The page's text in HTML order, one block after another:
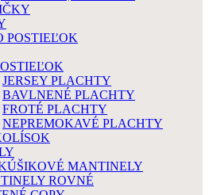
POSTIEĽOK
JERSEY PLACHTY
BAVLNENÉ PLACHTY
FROTÉ PLACHTY
NEPREMOKAVÉ PLACHTY
MANTINELY
ROVNÉ